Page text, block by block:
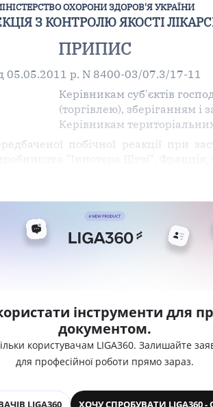
ОХОРОНИ ЗДОРОВ'Я УКРАЇНИ
З КОНТРОЛЮ ЯКОСТІ
ПРИПИС
05.05.2011 р. N 8400-03/07.3/17-11
Керівникам суб'єктів
(торгівлею), зберіганням і
Керівникам
побічної реакції при
інструменти для
документом.
користувачам LIGA360. Залишайте
для професійної роботи прямо зараз.
LIGA360 ХОЧУ СПРОБУВАТИ LIGA360